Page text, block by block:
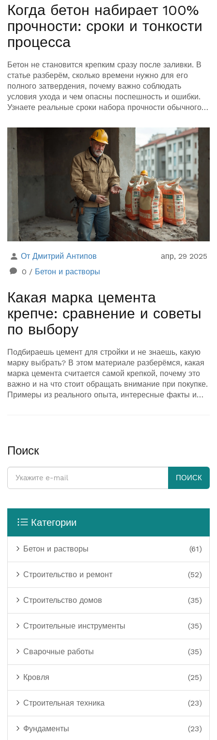
Когда бетон набирает 100%
прочности: сроки и тонкости
процесса
Бетон не становится крепким сразу после заливки. В
статье разберём, сколько времени нужно для его
полного затвердения, почему важно соблюдать
условия ухода и чем опасны поспешность и ошибки.
Узнаете реальные сроки набора прочности обычного и
цемента. Расскажем, что делают строители, чтобы не
промахнуться со сроками и не получить трещины.
От Дмитрий Антипов
апр, 29 2025
0 / Бетон и растворы
Какая марка цемента
крепче: сравнение и советы
по выбору
Подбираешь цемент для стройки и не знаешь, какую
марку выбрать? В этом материале разберёмся, какая
марка цемента считается самой крепкой, почему это
важно и на что стоит обращать внимание при покупке.
Примеры из реального опыта, интересные факты и
Поиск
ПОИСК
Категории
Бетон и растворы (61)
Строительство и ремонт (52)
Строительство домов (35)
Строительные инструменты (35)
Сварочные работы (35)
Кровля (25)
Строительная техника (23)
Фундаменты (23)